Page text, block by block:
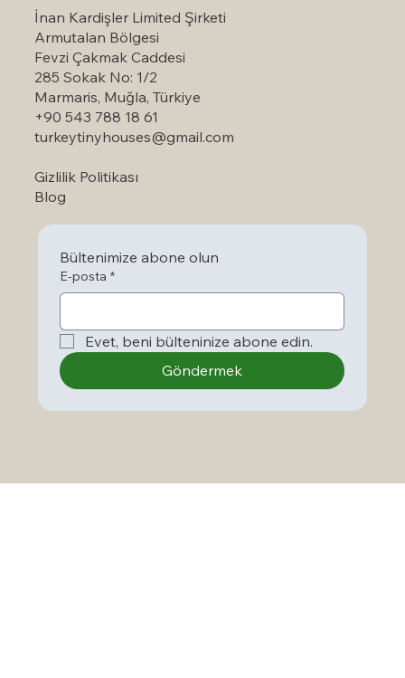
İnan Kardişler Limited Şirketi
Armutalan Bölgesi
Fevzi Çakmak Caddesi
285 Sokak No: 1/2
Marmaris, Muğla, Türkiye
+90 543 788 18 61
turkeytinyhouses@gmail.com
Gizlilik Politikası
Blog
Bültenimize abone olun
E-posta *
Evet, beni bülteninize abone edin.
Göndermek